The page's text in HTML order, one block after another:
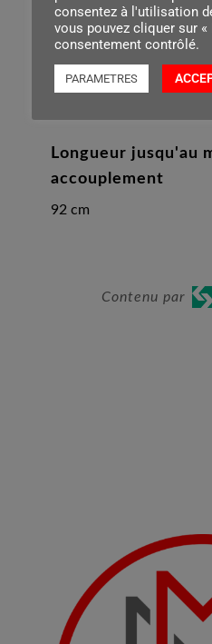
3.4 kg
Longueur jusqu'au
accouplement
92 cm
Contenu par
consentez à l'utilisation
vous pouvez cliquer sur
consentement contrôlé.
PARAMETRES